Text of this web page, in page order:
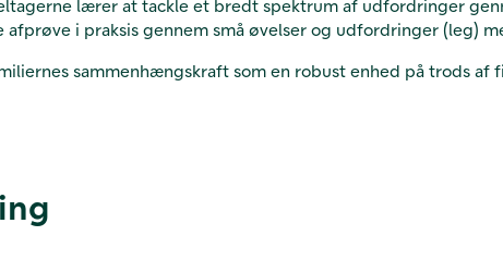
lærer at tackle et bredt spektrum af udfordringer
i praksis gennem små øvelser og udfordringer (leg)
sammenhængskraft som en robust enhed på trods